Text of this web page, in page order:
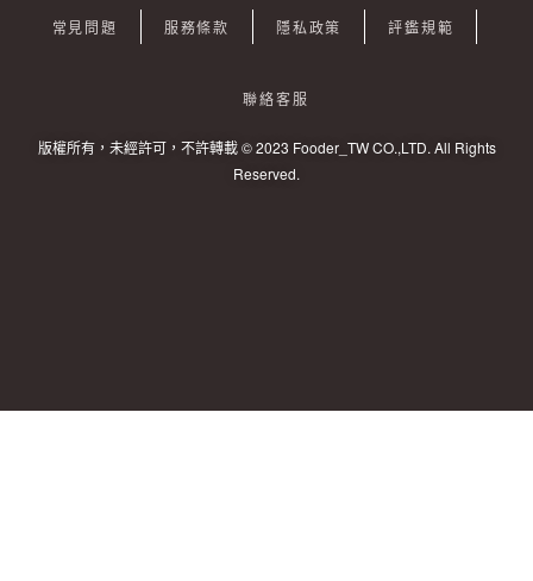
常見問題 服務條款 隱私政策 評鑑規範
聯絡客服
版權所有，未經許可，不許轉載 © 2023 Fooder_TW CO.,LTD. All Rights
Reserved.